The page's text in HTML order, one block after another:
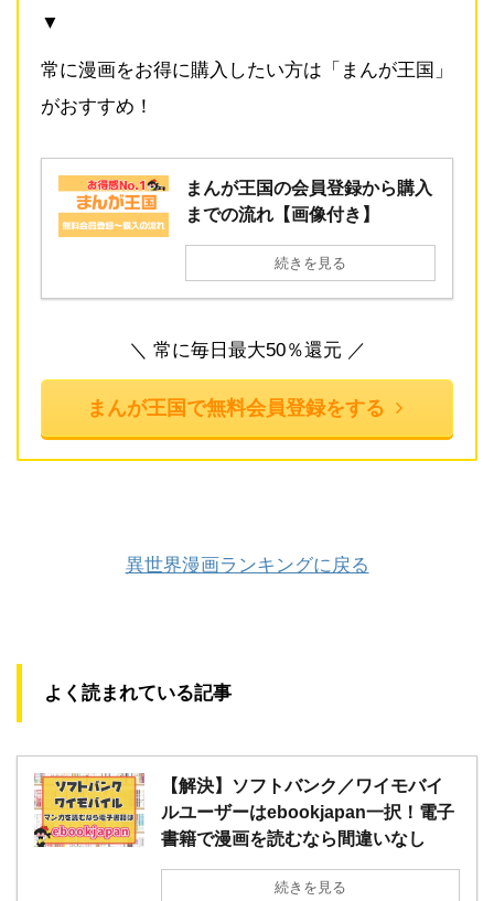
▼
常に漫画をお得に購入したい方は「まんが王国」
がおすすめ！
まんが王国の会員登録から購入
までの流れ【画像付き】
続きを見る
＼ 常に毎日最大50％還元 ／
まんが王国で無料会員登録をする
異世界漫画ランキングに戻る
よく読まれている記事
【解決】ソフトバンク／ワイモバイ
ルユーザーはebookjapan一択！電子
書籍で漫画を読むなら間違いなし
続きを見る